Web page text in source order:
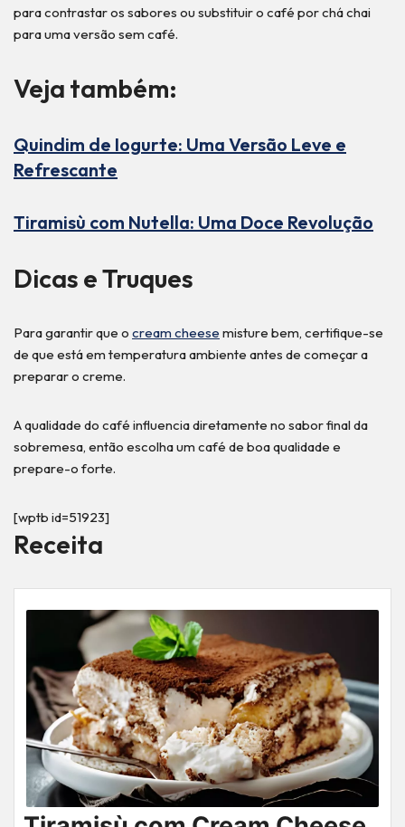
para contrastar os sabores ou substituir o café por chá chai
para uma versão sem café.
Veja também:
Quindim de Iogurte: Uma Versão Leve e
Refrescante
Tiramisù com Nutella: Uma Doce Revolução
Dicas e Truques
Para garantir que o cream cheese misture bem, certifique-se
de que está em temperatura ambiente antes de começar a
preparar o creme.
A qualidade do café influencia diretamente no sabor final da
sobremesa, então escolha um café de boa qualidade e
prepare-o forte.
[wptb id=51923]
Receita